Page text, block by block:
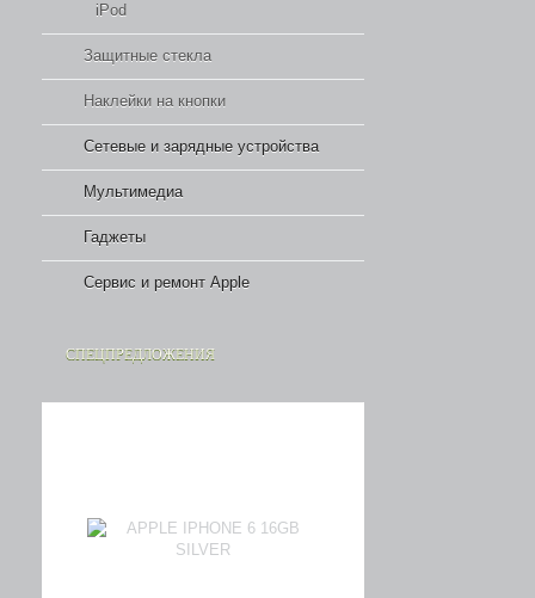
iPod
Защитные стекла
Наклейки на кнопки
Сетевые и зарядные устройства
Мультимедиа
Гаджеты
Сервис и ремонт Apple
СПЕЦПРЕДЛОЖЕНИЯ